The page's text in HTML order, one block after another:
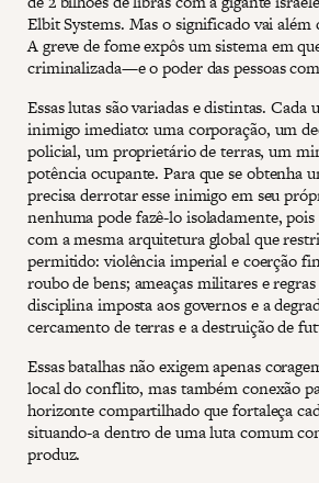
Elbit Systems. Mas o significado vai
A greve de fome expôs um sistema em
criminalizada—e o poder das pessoas
Essas lutas são variadas e distintas.
inimigo imediato: uma corporação, um
policial, um proprietário de terras, um
potência ocupante. Para que se obtenha
precisa derrotar esse inimigo em seu
nenhuma pode fazê-lo isoladamente, pois
com a mesma arquitetura global que
permitido: violência imperial e coerção
roubo de bens; ameaças militares e
disciplina imposta aos governos e a
cercamento de terras e a destruição de
Essas batalhas não exigem apenas
local do conflito, mas também conexão
horizonte compartilhado que fortaleça
situando-a dentro de uma luta comum
produz.